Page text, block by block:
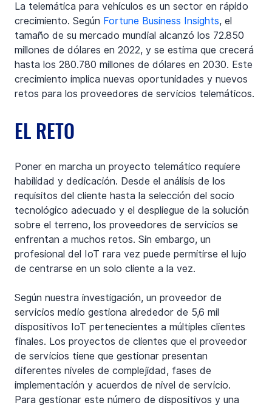
La telemática para vehículos es un sector en rápido
crecimiento. Según Fortune Business Insights, el
tamaño de su mercado mundial alcanzó los 72.850
millones de dólares en 2022, y se estima que crecerá
hasta los 280.780 millones de dólares en 2030. Este
crecimiento implica nuevas oportunidades y nuevos
retos para los proveedores de servicios telemáticos.
EL RETO
Poner en marcha un proyecto telemático requiere
habilidad y dedicación. Desde el análisis de los
requisitos del cliente hasta la selección del socio
tecnológico adecuado y el despliegue de la solución
sobre el terreno, los proveedores de servicios se
enfrentan a muchos retos. Sin embargo, un
profesional del IoT rara vez puede permitirse el lujo
de centrarse en un solo cliente a la vez.
Según nuestra investigación, un proveedor de
servicios medio gestiona alrededor de 5,6 mil
dispositivos IoT pertenecientes a múltiples clientes
finales. Los proyectos de clientes que el proveedor
de servicios tiene que gestionar presentan
diferentes niveles de complejidad, fases de
implementación y acuerdos de nivel de servicio.
Para gestionar este número de dispositivos y una